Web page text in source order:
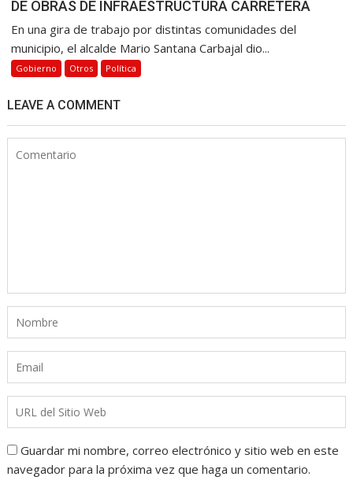
DE OBRAS DE INFRAESTRUCTURA CARRETERA
En una gira de trabajo por distintas comunidades del
municipio, el alcalde Mario Santana Carbajal dio...
Gobierno Otros Política
LEAVE A COMMENT
Guardar mi nombre, correo electrónico y sitio web en este
navegador para la próxima vez que haga un comentario.